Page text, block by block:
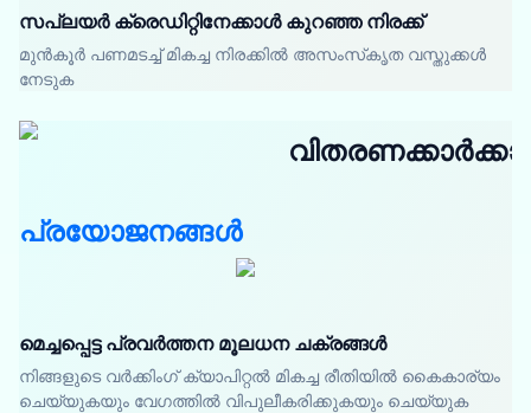
സപ്ലയർ ക്രെഡിറ്റിനേക്കാൾ കുറഞ്ഞ നിരക്ക്
മുൻകൂർ പണമടച്ച് മികച്ച നിരക്കിൽ അസംസ്‌കൃത വസ്തുക്കൾ
നേടുക
പ്രയോജനങ്ങൾ
മെച്ചപ്പെട്ട പ്രവർത്തന മൂലധന ചക്രങ്ങൾ
നിങ്ങളുടെ വർക്കിംഗ് ക്യാപിറ്റൽ മികച്ച രീതിയിൽ കൈകാര്യം
ചെയ്യുകയും വേഗത്തിൽ വിപുലീകരിക്കുകയും ചെയ്യുക